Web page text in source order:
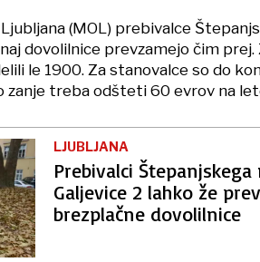
(MOL) prebivalce
dovolilnice prevzamejo čim prej.
le 1900. Za stanovalce so do
zanje treba odšteti 60 evrov na
LJUBLJANA
Prebivalci Štepanjskega
Galjevice 2 lahko že
brezplačne dovolilnice